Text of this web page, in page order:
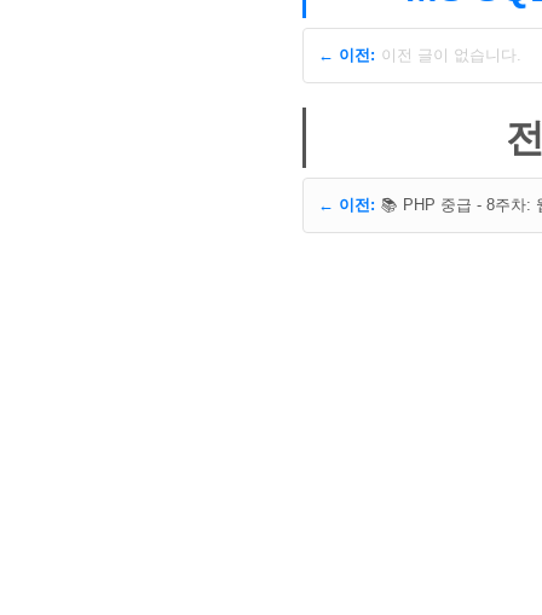
← 이전: 이전 글이 없습니다.
← 이전: